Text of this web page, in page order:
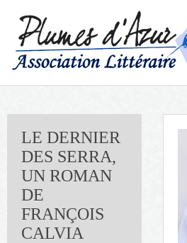
LE DERNIER
DES SERRA,
UN ROMAN
DE
FRANÇOIS
CALVIA